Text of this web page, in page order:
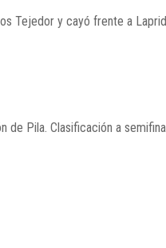
Tejedor y cayó frente a
de Pila. Clasificación a